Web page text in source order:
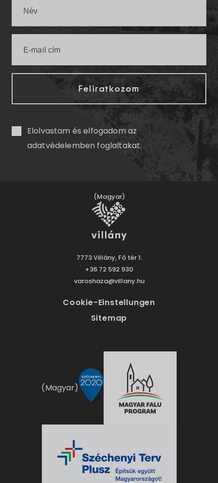
Elolvastam és elfogadom az
adatvédelemben foglaltakat.
(Magyar)
7773 Villány, Fő tér 1.
+36 72 592 930
varoshaza@villany.hu
Cookie-Einstellungen
Sitemap
(Magyar)